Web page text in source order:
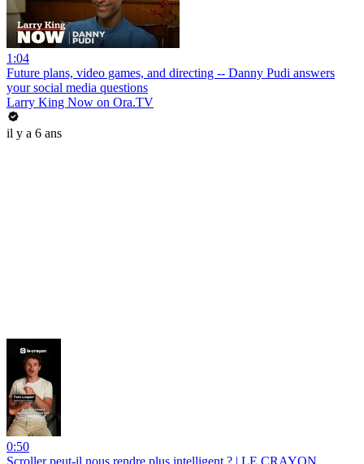
1:04
Future plans, video games, and directing -- Danny Pudi answers
your social media questions
Larry King Now on Ora.TV
il y a 6 ans
0:50